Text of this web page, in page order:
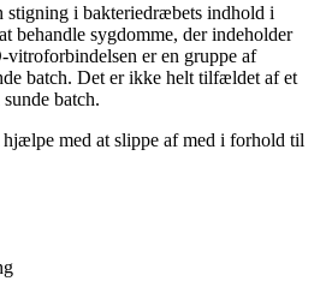
stigning i bakteriedræbets indhold i
behandle sygdomme, der indeholder
er en gruppe af
batch. Det er ikke helt tilfældet af et
batch.
med at slippe af med i forhold til